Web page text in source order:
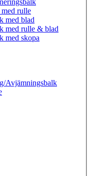
rulle
med blad
med rulle & blad
med skopa
­Avjämnings­­balk